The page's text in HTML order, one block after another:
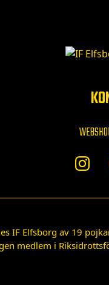
IF Elfsborg av 19
medlem i